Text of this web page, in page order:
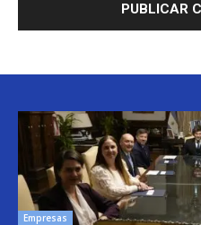
Empresas